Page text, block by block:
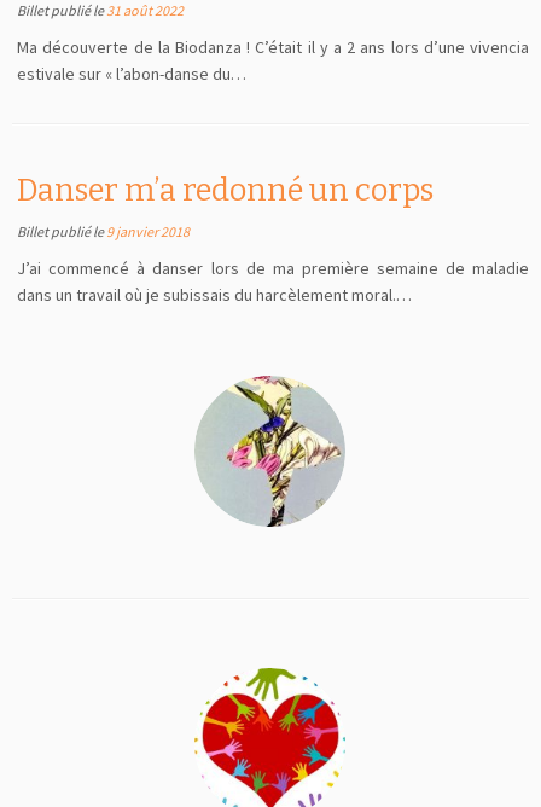
Billet publié le31 août 2022
Ma découverte de la Biodanza ! C’était il y a 2 ans lors d’une vivencia
estivale sur « l’abon-danse du…
Danser m’a redonné un corps
Billet publié le9 janvier 2018
J’ai commencé à danser lors de ma première semaine de maladie
dans un travail où je subissais du harcèlement moral.…